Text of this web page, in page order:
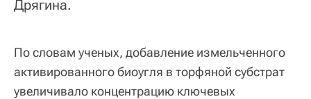
Дрягина.
По словам ученых, добавление измельченного
активированного биоугля в торфяной субстрат
увеличивало концентрацию ключевых